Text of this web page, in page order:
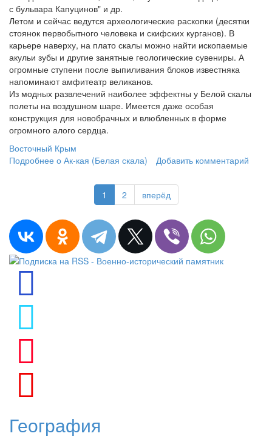
с бульвара Капуцинов" и др.
Летом и сейчас ведутся археологические раскопки (десятки
стоянок первобытного человека и скифских курганов). В
карьере наверху, на плато скалы можно найти ископаемые
акульи зубы и другие занятные геологические сувениры. А
огромные ступени после выпиливания блоков известняка
напоминают амфитеатр великанов.
Из модных развлечений наиболее эффектны у Белой скалы
полеты на воздушном шаре. Имеется даже особая
конструкция для новобрачных и влюбленных в форме
огромного алого сердца.
Восточный Крым
Подробнее о Ак-кая (Белая скала) Добавить комментарий
1 2 вперёд
География